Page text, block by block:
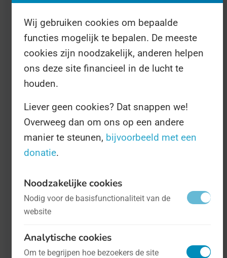
en Gemalendag gooien molenaren hun
deuren open voor het grote publiek,
zodat we een inkijkje krijgen in de
industrie die Nederland ooit groot heeft
gemaakt.
juni
Wij gebruiken cookies om bepaalde
functies mogelijk te bepalen. De meeste
cookies zijn noodzakelijk, anderen helpen
ons deze site financieel in de lucht te
houden.
Liever geen cookies? Dat snappen we!
Overweeg dan om ons op een andere
manier te steunen, bijvoorbeeld met een
donatie.
Noodzakelijke cookies
Nodig voor de basisfunctionaliteit van de
website
Analytische cookies
Om te begrijpen hoe bezoekers de site